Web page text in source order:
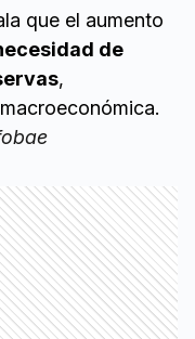
que el aumento
de
,